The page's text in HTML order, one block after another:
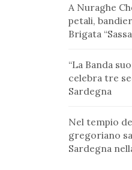
A Nuraghe
petali,
Brigata
“La Banda
celebra tre
Sardegna
Nel tempio
gregoriano
Sardegna